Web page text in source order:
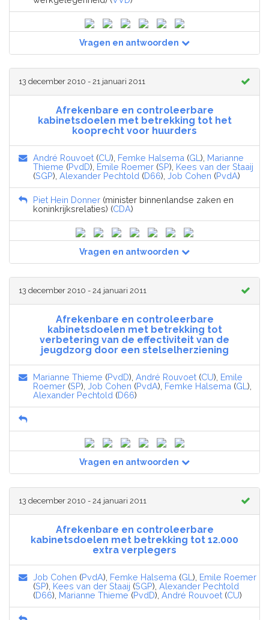
Vragen en antwoorden
13 december 2010 - 21 januari 2011
Afrekenbare en controleerbare
kabinetsdoelen met betrekking tot het
kooprecht voor huurders
André Rouvoet (CU), Femke Halsema (GL ), Marianne
Thieme (PvdD), Emile Roemer (SP), Kees van der Staaij
(SGP), Alexander Pechtold (D66), Job Cohen (PvdA)
Piet Hein Donner (minister binnenlandse zaken en
koninkrijksrelaties) (CDA)
Vragen en antwoorden
13 december 2010 - 24 januari 2011
Afrekenbare en controleerbare
kabinetsdoelen met betrekking tot
verbetering van de effectiviteit van de
jeugdzorg door een stelselherziening
Marianne Thieme (PvdD), André Rouvoet (CU), Emile
Roemer (SP), Job Cohen (PvdA), Femke Halsema (GL ),
Alexander Pechtold (D66)
Vragen en antwoorden
13 december 2010 - 24 januari 2011
Afrekenbare en controleerbare
kabinetsdoelen met betrekking tot 12.000
extra verplegers
Job Cohen (PvdA), Femke Halsema (GL ), Emile Roemer
(SP), Kees van der Staaij (SGP), Alexander Pechtold
(D66), Marianne Thieme (PvdD), André Rouvoet (CU)